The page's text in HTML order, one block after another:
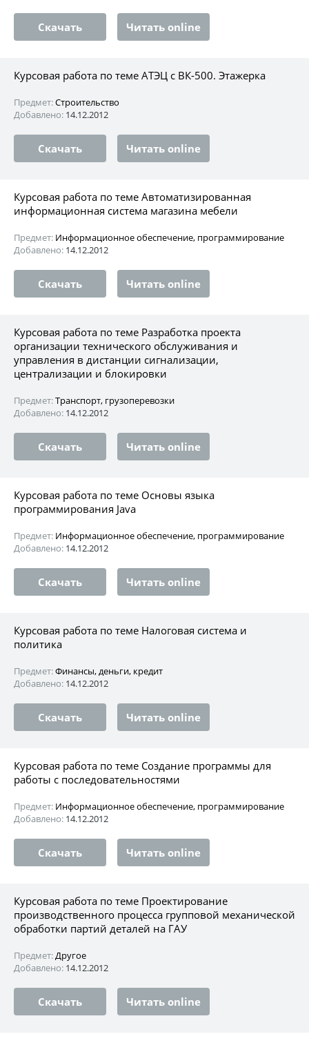
Скачать Читать online
Курсовая работа по теме АТЭЦ с ВК-500. Этажерка
Предмет:Строительство
Добавлено: 14.12.2012
Скачать Читать online
Курсовая работа по теме Автоматизированная
информационная система магазина мебели
Предмет: Информационное обеспечение, программирование
Добавлено: 14.12.2012
Скачать Читать online
Курсовая работа по теме Разработка проекта
организации технического обслуживания и
управления в дистанции сигнализации,
централизации и блокировки
Предмет:Транспорт, грузоперевозки
Добавлено: 14.12.2012
Скачать Читать online
Курсовая работа по теме Основы языка
программирования Java
Предмет: Информационное обеспечение, программирование
Добавлено: 14.12.2012
Скачать Читать online
Курсовая работа по теме Налоговая система и
политика
Предмет:Финансы, деньги, кредит
Добавлено: 14.12.2012
Скачать Читать online
Курсовая работа по теме Создание программы для
работы с последовательностями
Предмет: Информационное обеспечение, программирование
Добавлено: 14.12.2012
Скачать Читать online
Курсовая работа по теме Проектирование
производственного процесса групповой механической
обработки партий деталей на ГАУ
Предмет:Другое
Добавлено: 14.12.2012
Скачать Читать online